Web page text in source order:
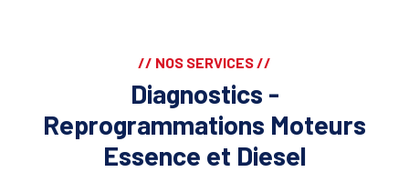
// NOS SERVICES //
Diagnostics -
Reprogrammations Moteurs
Essence et Diesel